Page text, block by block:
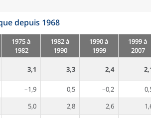
depuis 1968
1975 à
1982
1982 à
1990
1990 à
1999
1999 à
2007
3,1 3,3 2,4
–1,9 0,5 –0,2
5,0 2,8 2,6